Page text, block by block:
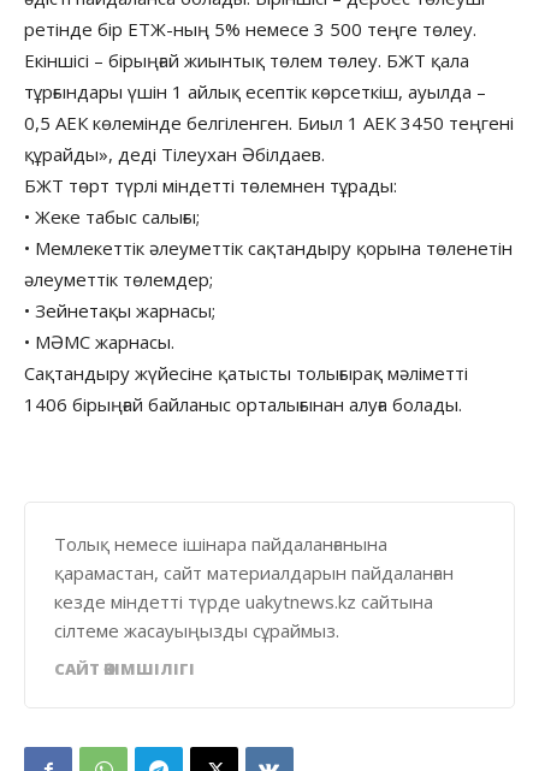
ретінде бір ЕТЖ-ның 5% немесе 3 500 теңге төлеу.
Екіншісі – бірыңғай жиынтық төлем төлеу. БЖТ қала
тұрғындары үшін 1 айлық есептік көрсеткіш, ауылда –
0,5 АЕК көлемінде белгіленген. Биыл 1 АЕК 3450 теңгені
құрайды», деді Тілеухан Әбілдаев.
БЖТ төрт түрлі міндетті төлемнен тұрады:
• Жеке табыс салығы;
• Мемлекеттік әлеуметтік сақтандыру қорына төленетін
әлеуметтік төлемдер;
• Зейнетақы жарнасы;
• МӘМС жарнасы.
Сақтандыру жүйесіне қатысты толығырақ мәліметті
1406 бірыңғай байланыс орталығынан алуға болады.
Толық немесе ішінара пайдаланғанына
қарамастан, сайт материалдарын пайдаланған
кезде міндетті түрде uakytnews.kz сайтына
сілтеме жасауыңызды сұраймыз.
САЙТ ӘКІМШІЛІГІ